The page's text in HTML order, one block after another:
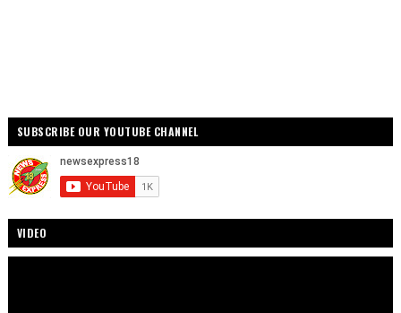
SUBSCRIBE OUR YOUTUBE CHANNEL
VIDEO